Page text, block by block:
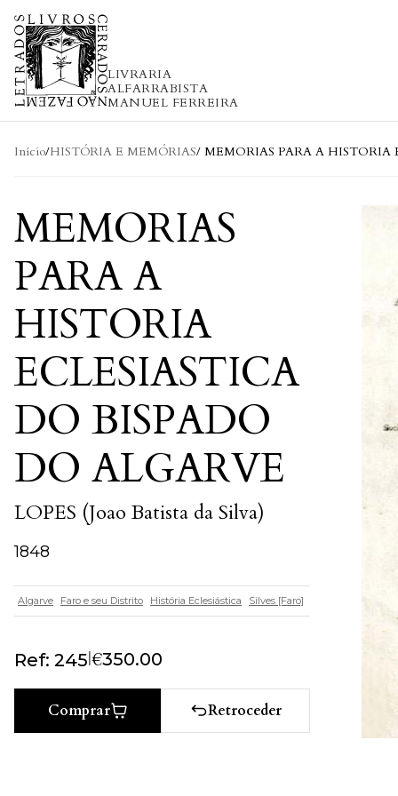
Skip to content
LIVRARIA
ALFARRABISTA
MANUEL FERREIRA
Início/HISTÓRIA E MEMÓRIAS/ MEMORIAS PARA A HISTORIA
MEMORIAS
PARA A
HISTORIA
ECLESIASTICA
DO BISPADO
DO ALGARVE
LOPES (Joao Batista da Silva)
1848
Algarve Faro e seu Distrito História Eclesiástica Silves [Faro]
Ref: 245|€350.00
Comprar Retroceder